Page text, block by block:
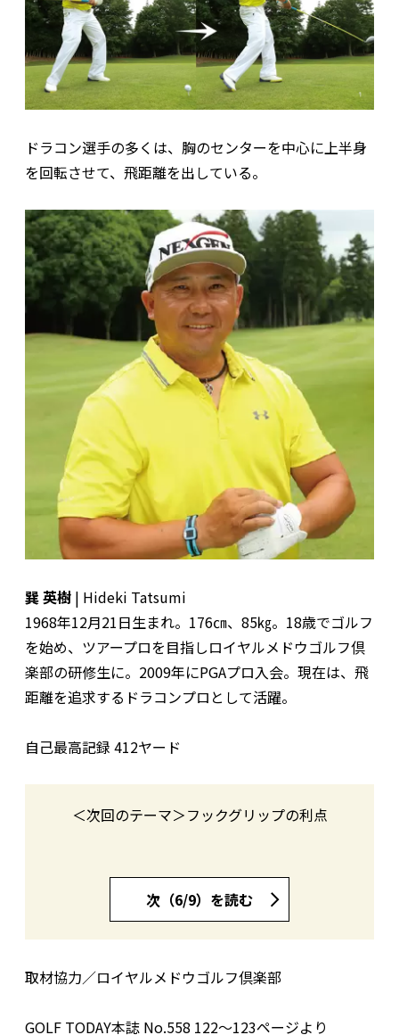
ドラコン選手の多くは、胸のセンターを中心に上半身
を回転させて、飛距離を出している。
巽 英樹 | Hideki Tatsumi
1968年12月21日生まれ。176㎝、85㎏。18歳でゴルフ
を始め、ツアープロを目指しロイヤルメドウゴルフ倶
楽部の研修生に。2009年にPGAプロ入会。現在は、飛
距離を追求するドラコンプロとして活躍。
自己最高記録 412ヤード
＜次回のテーマ＞フックグリップの利点
次（6/9）を読む
取材協力／ロイヤルメドウゴルフ倶楽部
GOLF TODAY本誌 No.558 122〜123ページより